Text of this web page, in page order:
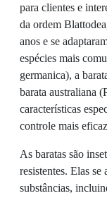
para clientes e
da ordem
anos e se
espécies mais
germanica), a
barata australiana
características
controle mais
As baratas são
resistentes. Elas
substâncias,